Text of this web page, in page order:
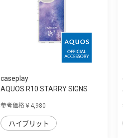
caseplay
AQUOS R10 STARRY SIGNS
参考価格￥4,980
ハイブリット